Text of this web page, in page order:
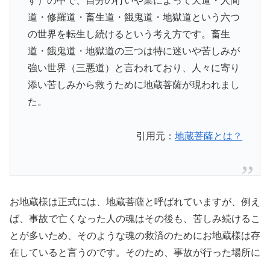
道・修羅道・畜生道・餓鬼道・地獄道という六つ
の世界を転生し続けるという考え方です。畜生
道・餓鬼道・地獄道の三つは特に迷いや苦しみが
強い世界（三悪道）と言われており、人々に寄り
添い苦しみから救うために地蔵菩薩が現われまし
た。
引用元：地蔵菩薩とは？
お地蔵様は正式には、地蔵菩薩と呼ばれていますが、例え
ば、事故で亡くなった人の魂はその後も、苦しみ続けるこ
とが多いため、そのような魂の救済のためにお地蔵様は存
在していると言うのです。そのため、事故が行った場所に